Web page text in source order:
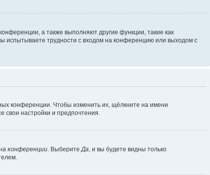
а также выполняют другие функции, такие как
испытываете трудности с входом на конференцию или выходом с
конференции. Чтобы изменить их, щёлкните на имени
свои настройки и предпочтения.
конференции . Выберите Да , и вы будете видны только